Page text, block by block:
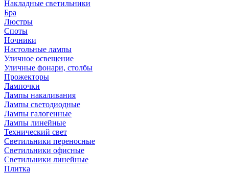
Накладные светильники
Бра
Люстры
Споты
Ночники
Настольные лампы
Уличное освещение
Уличные фонари, столбы
Прожекторы
Лампочки
Лампы накаливания
Лампы светодиодные
Лампы галогенные
Лампы линейные
Технический свет
Светильники переносные
Светильники офисные
Светильники линейные
Плитка